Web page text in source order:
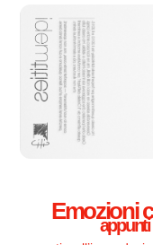
Emozioni